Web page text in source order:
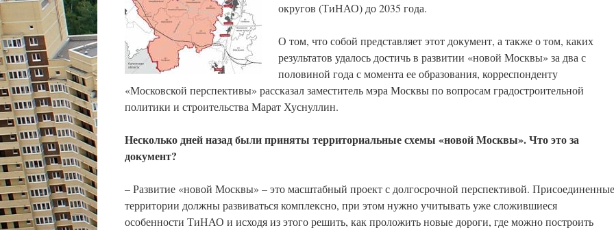
округов (ТиНАО) до 2035 года.
О том, что собой представляет этот документ, а также о том, каких
результатов удалось достичь в развитии «новой Москвы» за два с
половиной года с момента ее образования, корреспонденту
«Московской перспективы» рассказал заместитель мэра Москвы по вопросам градостроительной
политики и строительства Марат Хуснуллин.
Несколько дней назад были приняты территориальные схемы «новой Москвы». Что это за
документ?
– Развитие «новой Москвы» – это масштабный проект с долгосрочной перспективой. Присоединенные
территории должны развиваться комплексно, при этом нужно учитывать уже сложившиеся
особенности ТиНАО и исходя из этого решить, как проложить новые дороги, где можно построить